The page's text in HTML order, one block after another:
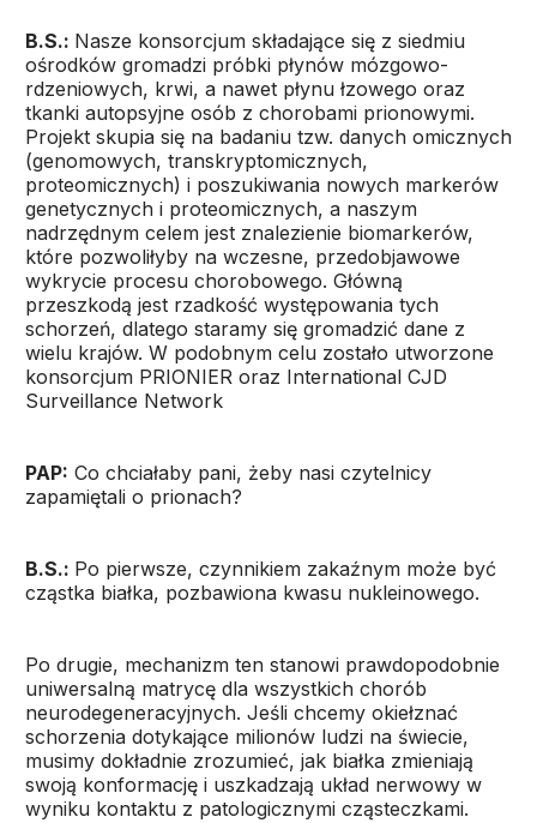
B.S.: Nasze konsorcjum składające się z siedmiu
ośrodków gromadzi próbki płynów mózgowo-
rdzeniowych, krwi, a nawet płynu łzowego oraz
tkanki autopsyjne osób z chorobami prionowymi.
Projekt skupia się na badaniu tzw. danych omicznych
(genomowych, transkryptomicznych,
proteomicznych) i poszukiwania nowych markerów
genetycznych i proteomicznych, a naszym
nadrzędnym celem jest znalezienie biomarkerów,
które pozwoliłyby na wczesne, przedobjawowe
wykrycie procesu chorobowego. Główną
przeszkodą jest rzadkość występowania tych
schorzeń, dlatego staramy się gromadzić dane z
wielu krajów. W podobnym celu zostało utworzone
konsorcjum PRIONIER oraz International CJD
Surveillance Network
PAP: Co chciałaby pani, żeby nasi czytelnicy
zapamiętali o prionach?
B.S.: Po pierwsze, czynnikiem zakaźnym może być
cząstka białka, pozbawiona kwasu nukleinowego.
Po drugie, mechanizm ten stanowi prawdopodobnie
uniwersalną matrycę dla wszystkich chorób
neurodegeneracyjnych. Jeśli chcemy okiełznać
schorzenia dotykające milionów ludzi na świecie,
musimy dokładnie zrozumieć, jak białka zmieniają
swoją konformację i uszkadzają układ nerwowy w
wyniku kontaktu z patologicznymi cząsteczkami.